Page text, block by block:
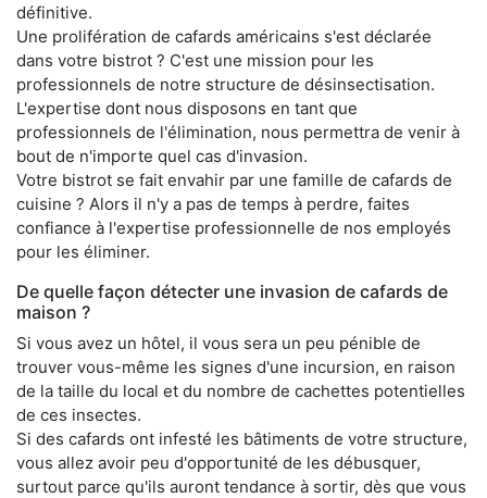
définitive.
Une prolifération de cafards américains s'est déclarée
dans votre bistrot ? C'est une mission pour les
professionnels de notre structure de désinsectisation.
L'expertise dont nous disposons en tant que
professionnels de l'élimination, nous permettra de venir à
bout de n'importe quel cas d'invasion.
Votre bistrot se fait envahir par une famille de cafards de
cuisine ? Alors il n'y a pas de temps à perdre, faites
confiance à l'expertise professionnelle de nos employés
pour les éliminer.
De quelle façon détecter une invasion de cafards de
maison ?
Si vous avez un hôtel, il vous sera un peu pénible de
trouver vous-même les signes d'une incursion, en raison
de la taille du local et du nombre de cachettes potentielles
de ces insectes.
Si des cafards ont infesté les bâtiments de votre structure,
vous allez avoir peu d'opportunité de les débusquer,
surtout parce qu'ils auront tendance à sortir, dès que vous